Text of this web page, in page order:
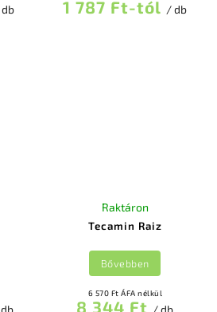
1 787 Ft-tól / db
Tecamin Raiz
Raktáron
6 570 Ft ÁFA nélkül
8 344 Ft
Bővebben